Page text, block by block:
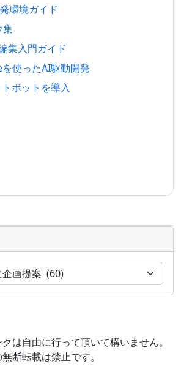
環境ガイド
集
集入門ガイド
使ったAI駆動開発
ボットを導入
は自由に行って頂いて構いません。
断転載は禁止です。